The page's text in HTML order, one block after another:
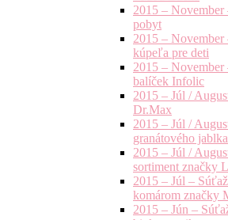
2015 –
pobyt
2015 –
kúpeľa pre deti
2015 –
balíček Infolic
2015 – Júl /
Dr.Max
2015 – Júl /
granátového jablka
2015 – Júl /
sortiment značky
2015 – Júl –
komárom značky
2015 – Jún –